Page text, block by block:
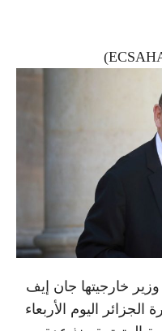
خارجيتها جان إيف
اليوم الأربعاء